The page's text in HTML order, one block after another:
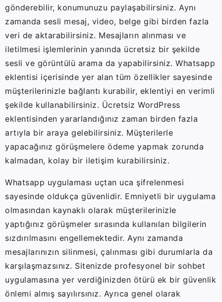
gönderebilir, konumunuzu paylaşabilirsiniz. Aynı
zamanda sesli mesaj, video, belge gibi birden fazla
veri de aktarabilirsiniz. Mesajların alınması ve
iletilmesi işlemlerinin yanında ücretsiz bir şekilde
sesli ve görüntülü arama da yapabilirsiniz. Whatsapp
eklentisi içerisinde yer alan tüm özellikler sayesinde
müşterilerinizle bağlantı kurabilir, eklentiyi en verimli
şekilde kullanabilirsiniz. Ücretsiz WordPress
eklentisinden yararlandığınız zaman birden fazla
artıyla bir araya gelebilirsiniz. Müşterilerle
yapacağınız görüşmelere ödeme yapmak zorunda
kalmadan, kolay bir iletişim kurabilirsiniz.
Whatsapp uygulaması uçtan uca şifrelenmesi
sayesinde oldukça güvenlidir. Emniyetli bir uygulama
olmasından kaynaklı olarak müşterilerinizle
yaptığınız görüşmeler sırasında kullanılan bilgilerin
sızdırılmasını engellemektedir. Aynı zamanda
mesajlarınızın silinmesi, çalınması gibi durumlarla da
karşılaşmazsınız. Sitenizde profesyonel bir sohbet
uygulamasına yer verdiğinizden ötürü ek bir güvenlik
önlemi almış sayılırsınız. Ayrıca genel olarak